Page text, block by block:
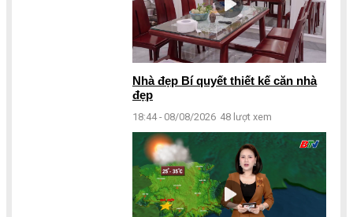
Nhà đẹp Bí quyết thiết kế căn nhà
đẹp
18:44 - 08/08/2026 48 lượt xem